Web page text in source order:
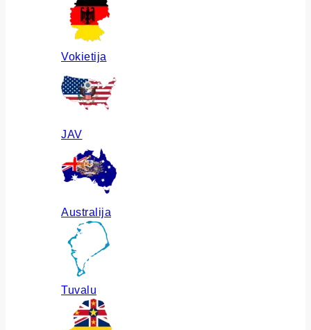
Vokietija
JAV
Australija
Tuvalu